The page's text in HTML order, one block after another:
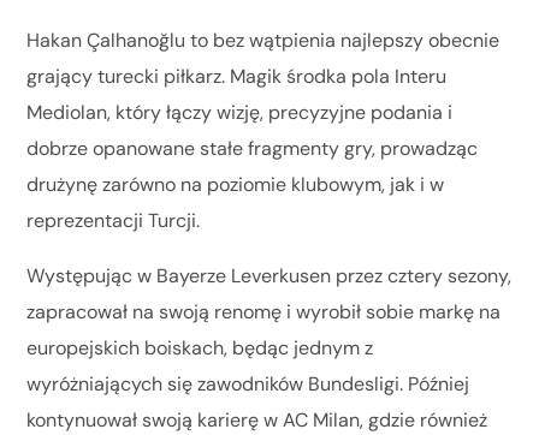
Hakan Çalhanoğlu to bez wątpienia najlepszy obecnie
grający turecki piłkarz. Magik środka pola Interu
Mediolan, który łączy wizję, precyzyjne podania i
dobrze opanowane stałe fragmenty gry, prowadząc
drużynę zarówno na poziomie klubowym, jak i w
reprezentacji Turcji.
Występując w Bayerze Leverkusen przez cztery sezony,
zapracował na swoją renomę i wyrobił sobie markę na
europejskich boiskach, będąc jednym z
wyróżniających się zawodników Bundesligi. Później
kontynuował swoją karierę w AC Milan, gdzie również